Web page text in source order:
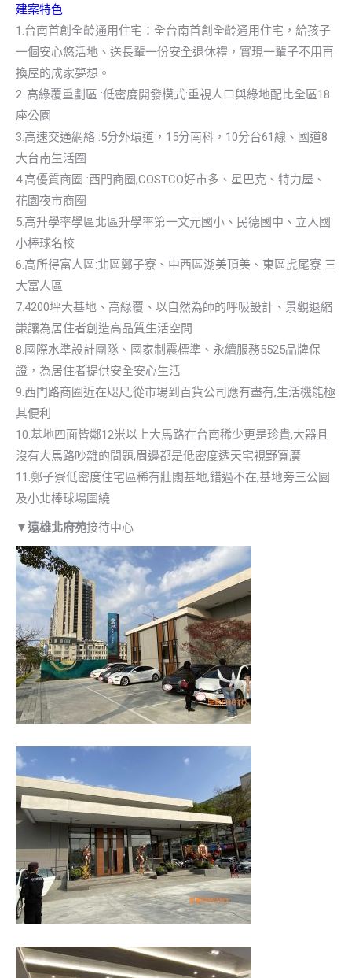
建案特色
1.台南首創全齡通用住宅：全台南首創全齡通用住宅，給孩子
一個安心悠活地、送長輩一份安全退休禮，實現一輩子不用再
換屋的成家夢想。
2..高綠覆重劃區 :低密度開發模式:重視人口與綠地配比全區18
座公園
3.高速交通網絡 :5分外環道，15分南科，10分台61線、國道8
大台南生活圈
4.高優質商圈 :西門商圈,COSTCO好市多、星巴克、特力屋、
花園夜市商圈
5.高升學率學區北區升學率第一文元國小、民德國中、立人國
小棒球名校
6.高所得富人區:北區鄭子寮、中西區湖美頂美、東區虎尾寮 三
大富人區
7.4200坪大基地、高綠覆、以自然為師的呼吸設計、景觀退縮
謙讓為居住者創造高品質生活空間
8.國際水準設計團隊、國家制震標準、永續服務5525品牌保
證，為居住者提供安全安心生活
9.西門路商圈近在咫尺,從市場到百貨公司應有盡有,生活機能極
其便利
10.基地四面皆鄰12米以上大馬路在台南稀少更是珍貴,大器且
沒有大馬路吵雜的問題,周邊都是低密度透天宅視野寬廣
11.鄭子寮低密度住宅區稀有壯闊基地,錯過不在,基地旁三公園
及小北棒球場圍繞
▼遠雄北府苑接待中心